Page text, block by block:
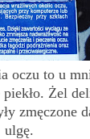
oczu to u
Żel
zmęczone
ulgę.